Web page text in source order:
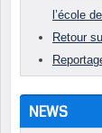
l’école
Retour
NEWS